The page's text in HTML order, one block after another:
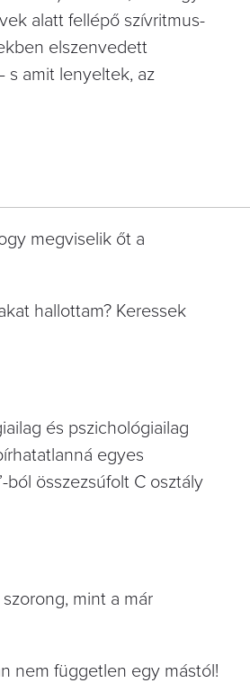
alatt fellépő szívritmus-
elszenvedett
s amit lenyeltek, az
megviselik őt a
hallottam? Keressek
és pszichológiailag
egyes
összezsúfolt C osztály
mint a már
nem független egy mástól!